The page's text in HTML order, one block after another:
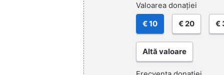
Valoarea donației
€ 10 € 20 €
Altă valoare